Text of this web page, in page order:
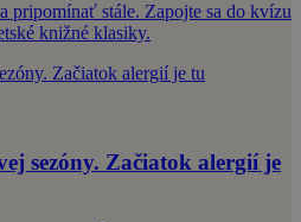
pripomínať stále. Zapojte sa do kvízu
knižné klasiky.
sezóny. Začiatok alergií je